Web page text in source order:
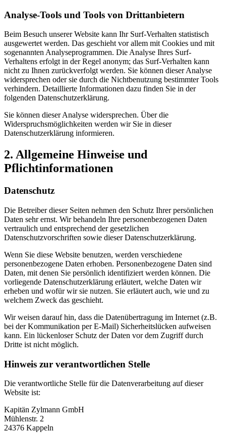
Analyse-Tools und Tools von Drittanbietern
Beim Besuch unserer Website kann Ihr Surf-Verhalten statistisch
ausgewertet werden. Das geschieht vor allem mit Cookies und mit
sogenannten Analyseprogrammen. Die Analyse Ihres Surf-
Verhaltens erfolgt in der Regel anonym; das Surf-Verhalten kann
nicht zu Ihnen zurückverfolgt werden. Sie können dieser Analyse
widersprechen oder sie durch die Nichtbenutzung bestimmter Tools
verhindern. Detaillierte Informationen dazu finden Sie in der
folgenden Datenschutzerklärung.
Sie können dieser Analyse widersprechen. Über die
Widerspruchsmöglichkeiten werden wir Sie in dieser
Datenschutzerklärung informieren.
2. Allgemeine Hinweise und
Pflichtinformationen
Datenschutz
Die Betreiber dieser Seiten nehmen den Schutz Ihrer persönlichen
Daten sehr ernst. Wir behandeln Ihre personenbezogenen Daten
vertraulich und entsprechend der gesetzlichen
Datenschutzvorschriften sowie dieser Datenschutzerklärung.
Wenn Sie diese Website benutzen, werden verschiedene
personenbezogene Daten erhoben. Personenbezogene Daten sind
Daten, mit denen Sie persönlich identifiziert werden können. Die
vorliegende Datenschutzerklärung erläutert, welche Daten wir
erheben und wofür wir sie nutzen. Sie erläutert auch, wie und zu
welchem Zweck das geschieht.
Wir weisen darauf hin, dass die Datenübertragung im Internet (z.B.
bei der Kommunikation per E-Mail) Sicherheitslücken aufweisen
kann. Ein lückenloser Schutz der Daten vor dem Zugriff durch
Dritte ist nicht möglich.
Hinweis zur verantwortlichen Stelle
Die verantwortliche Stelle für die Datenverarbeitung auf dieser
Website ist:
Kapitän Zylmann GmbH
Mühlenstr. 2
24376 Kappeln